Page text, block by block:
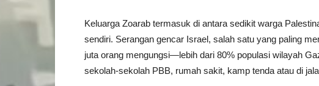
Keluarga Zoarab termasuk di antara sedikit warga
sendiri. Serangan gencar Israel, salah satu yang paling
juta orang mengungsi—lebih dari 80% populasi wilayah
sekolah-sekolah PBB, rumah sakit, kamp tenda atau di